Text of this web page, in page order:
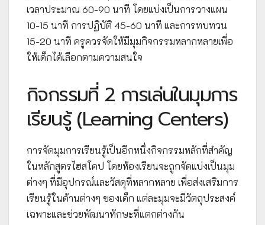
เวลาประมาณ 60-90 นาที โดยแบ่งเป็นการวางแผน
10-15 นาที การปฏิบัติ 45-60 นาที และการทบทวน
15-20 นาที ครูควรจัดให้มีมุมกิจกรรมหลากหลายเพื่อ
ให้เด็กได้เลือกตามความสนใจ
กิจกรรมที่ 2 การเล่นในมุมการ
เรียนรู้ (Learning Centers)
การจัดมุมการเรียนรู้เป็นอีกหนึ่งกิจกรรมหลักที่สำคัญ
ในหลักสูตรไฮสโคป โดยห้องเรียนจะถูกจัดแบ่งเป็นมุม
ต่างๆ ที่มีอุปกรณ์และวัสดุที่หลากหลาย เพื่อส่งเสริมการ
เรียนรู้ในด้านต่างๆ ของเด็ก แต่ละมุมจะมีวัตถุประสงค์
เฉพาะและช่วยพัฒนาทักษะที่แตกต่างกัน